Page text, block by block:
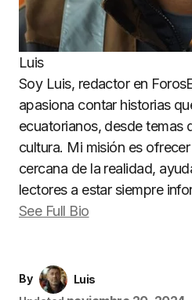
Luis
Soy Luis, redactor en
apasiona contar historias
ecuatorianos, desde temas
cultura. Mi misión es
cercana de la realidad,
lectores a estar siempre
See Full Bio
By
Luis